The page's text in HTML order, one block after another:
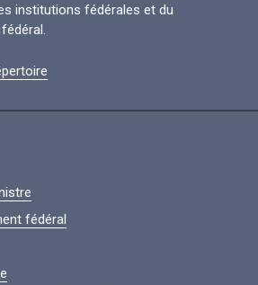
institutions fédérales et du
fédéral